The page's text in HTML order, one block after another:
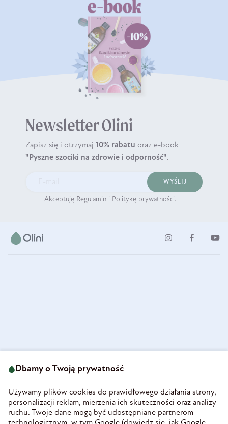
Newsletter Olini
Zapisz się i otrzymaj 10% rabatu oraz e-book
"Pyszne szociki na zdrowie i odporność".
WYŚLIJ
Akceptuję Regulamin i Politykę prywatności.
58-160 Świebodzice
REGON 890213034
INFORMACJE
Dbamy o Twoją prywatność
Używamy plików cookies do prawidłowego działania strony,
personalizacji reklam, mierzenia ich skuteczności oraz analizy
ruchu. Twoje dane mogą być udostępniane partnerom